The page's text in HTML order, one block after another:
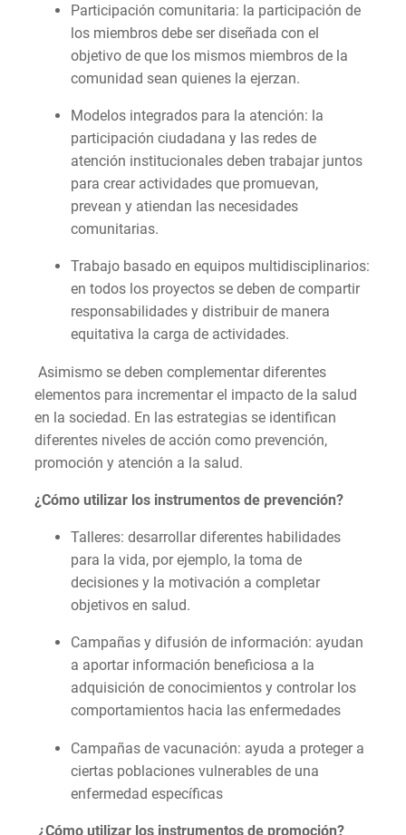
Participación comunitaria: la participación de
los miembros debe ser diseñada con el
objetivo de que los mismos miembros de la
comunidad sean quienes la ejerzan.
Modelos integrados para la atención: la
participación ciudadana y las redes de
atención institucionales deben trabajar juntos
para crear actividades que promuevan,
prevean y atiendan las necesidades
comunitarias.
Trabajo basado en equipos multidisciplinarios:
en todos los proyectos se deben de compartir
responsabilidades y distribuir de manera
equitativa la carga de actividades.
Asimismo se deben complementar diferentes
elementos para incrementar el impacto de la salud
en la sociedad. En las estrategias se identifican
diferentes niveles de acción como prevención,
promoción y atención a la salud.
¿Cómo utilizar los instrumentos de prevención?
Talleres: desarrollar diferentes habilidades
para la vida, por ejemplo, la toma de
decisiones y la motivación a completar
objetivos en salud.
Campañas y difusión de información: ayudan
a aportar información beneficiosa a la
adquisición de conocimientos y controlar los
comportamientos hacia las enfermedades
Campañas de vacunación: ayuda a proteger a
ciertas poblaciones vulnerables de una
enfermedad específicas
¿Cómo utilizar los instrumentos de promoción?